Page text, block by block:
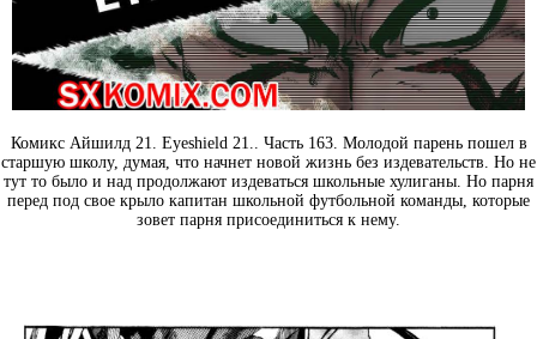
Комикс Айшилд 21. Eyeshield 21.. Часть 163. Молодой парень пошел в
старшую школу, думая, что начнет новой жизнь без издевательств. Но не
тут то было и над продолжают издеваться школьные хулиганы. Но парня
перед под свое крыло капитан школьной футбольной команды, которые
зовет парня присоединиться к нему.